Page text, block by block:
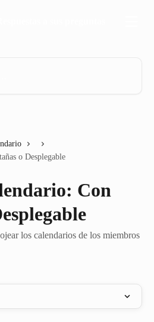
o Desplegable
Con
los calendarios de los miembros